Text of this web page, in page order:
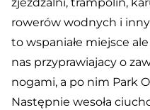
rowerów wodnych i
to wspaniałe miejsce
nas przyprawiajacy o
nogami, a po nim Park
Następnie wesoła